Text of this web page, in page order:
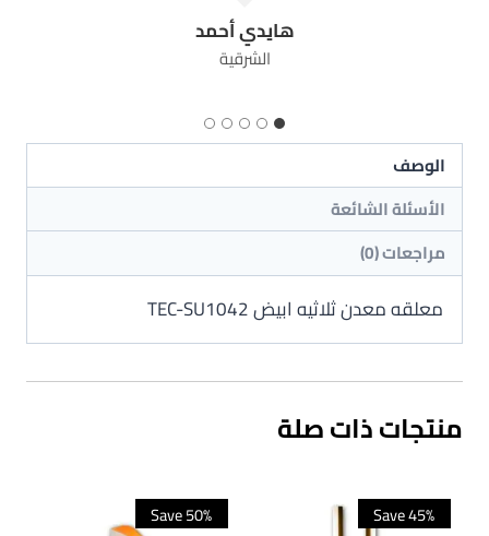
هايدي أحمد
الشرقية
الوصف
الأسئلة الشائعة
مراجعات (0)
معلقه معدن ثلاثيه ابيض TEC-SU1042
منتجات ذات صلة
Save 45%
Save 50%